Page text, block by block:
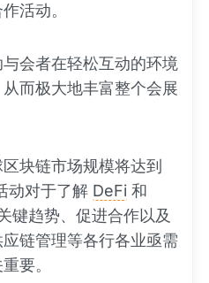
活动。
会者在轻松互动的环境
而极大地丰富整个会展
块链市场规模将达到
动对于了解 DeFi 和
键趋势、促进合作以及
链管理等各行各业亟需
要。